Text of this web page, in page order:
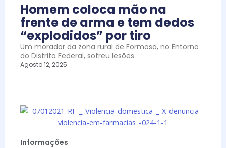
Homem coloca mão na
frente de arma e tem dedos
“explodidos” por tiro
Um morador da zona rural de Formosa, no Entorno
do Distrito Federal, sofreu lesões
Agosto 12, 2025
Informações